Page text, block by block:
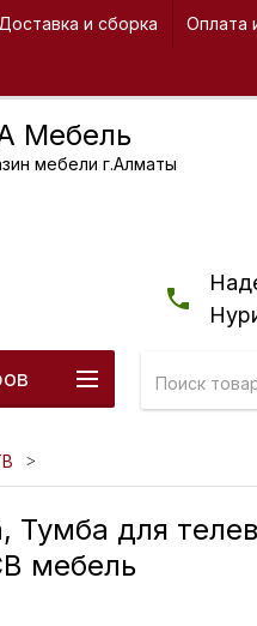
Доставка и сборка Оплата
Мебель
мебели г.Алматы
Тумба для
мебель